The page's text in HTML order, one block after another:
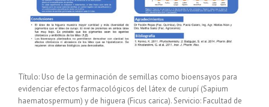
Título: Uso de la germinación de semillas como bioensayos para
evidenciar efectos farmacológicos del látex de curupí (Sapium
haematospermum) y de higuera (Ficus carica). Servicio: Facultad de